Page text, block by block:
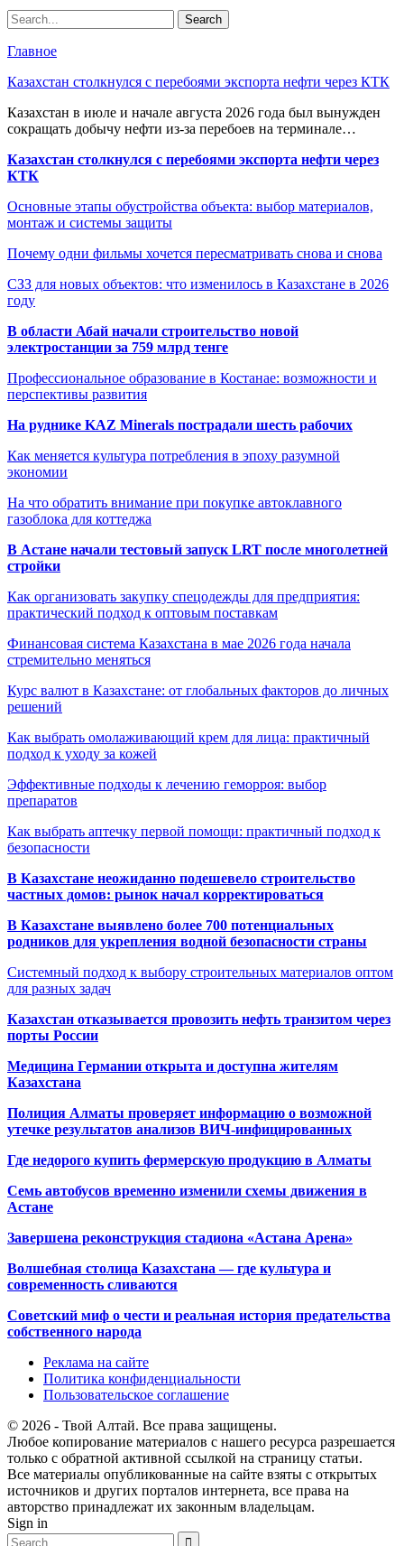
Главное
Казахстан столкнулся с перебоями экспорта нефти через КТК
Казахстан в июле и начале августа 2026 года был вынужден
сокращать добычу нефти из-за перебоев на терминале…
Казахстан столкнулся с перебоями экспорта нефти через
КТК
Основные этапы обустройства объекта: выбор материалов,
монтаж и системы защиты
Почему одни фильмы хочется пересматривать снова и снова
СЗЗ для новых объектов: что изменилось в Казахстане в 2026
году
В области Абай начали строительство новой
электростанции за 759 млрд тенге
Профессиональное образование в Костанае: возможности и
перспективы развития
На руднике KAZ Minerals пострадали шесть рабочих
Как меняется культура потребления в эпоху разумной
экономии
На что обратить внимание при покупке автоклавного
газоблока для коттеджа
В Астане начали тестовый запуск LRT после многолетней
стройки
Как организовать закупку спецодежды для предприятия:
практический подход к оптовым поставкам
Финансовая система Казахстана в мае 2026 года начала
стремительно меняться
Курс валют в Казахстане: от глобальных факторов до личных
решений
Как выбрать омолаживающий крем для лица: практичный
подход к уходу за кожей
Эффективные подходы к лечению геморроя: выбор
препаратов
Как выбрать аптечку первой помощи: практичный подход к
безопасности
В Казахстане неожиданно подешевело строительство
частных домов: рынок начал корректироваться
В Казахстане выявлено более 700 потенциальных
родников для укрепления водной безопасности страны
Системный подход к выбору строительных материалов оптом
для разных задач
Казахстан отказывается провозить нефть транзитом через
порты России
Медицина Германии открыта и доступна жителям
Казахстана
Полиция Алматы проверяет информацию о возможной
утечке результатов анализов ВИЧ-инфицированных
Где недорого купить фермерскую продукцию в Алматы
Семь автобусов временно изменили схемы движения в
Астане
Завершена реконструкция стадиона «Астана Арена»
Волшебная столица Казахстана — где культура и
современность сливаются
Советский миф о чести и реальная история предательства
собственного народа
Реклама на сайте
Политика конфиденциальности
Пользовательское соглашение
© 2026 - Твой Алтай. Все права защищены.
Любое копирование материалов с нашего ресурса разрешается
только с обратной активной ссылкой на страницу статьи.
Все материалы опубликованные на сайте взяты с открытых
источников и других порталов интернета, все права на
авторство принадлежат их законным владельцам.
Sign in